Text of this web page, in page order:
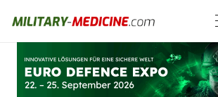
Anzeige